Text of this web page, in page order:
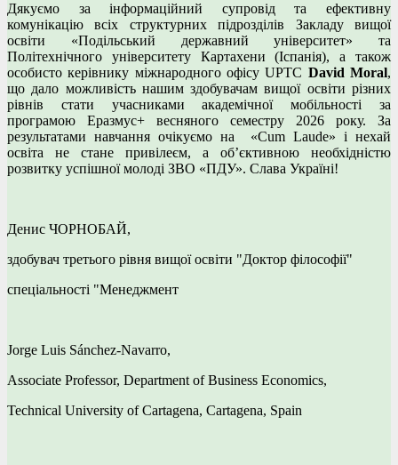
Дякуємо за інформаційний супровід та ефективну
комунікацію всіх структурних підрозділів Закладу вищої
освіти «Подільський державний університет» та
Політехнічного університету Картахени (Іспанія), а також
особисто керівнику міжнародного офісу UPTC David Moral,
що дало можливість нашим здобувачам вищої освіти різних
рівнів стати учасниками академічної мобільності за
програмою Еразмус+ весняного семестру 2026 року. За
результатами навчання очікуємо на «Cum Laude» і нехай
освіта не стане привілеєм, а об’єктивною необхідністю
розвитку успішної молоді ЗВО «ПДУ». Слава Україні!
Денис ЧОРНОБАЙ,
здобувач третього рівня вищої освіти "Доктор філософії"
спеціальності "Менеджмент
Jorge Luis Sánchez-Navarro,
Associate Professor, Department of Business Economics,
Technical University of Cartagena, Cartagena, Spain